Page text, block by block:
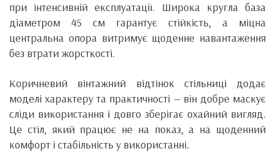
при інтенсивній експлуатації. Широка кругла база
діаметром 45 см гарантує стійкість, а міцна
центральна опора витримує щоденне навантаження
без втрати жорсткості.
Коричневий вінтажний відтінок стільниці додає
моделі характеру та практичності — він добре маскує
сліди використання і довго зберігає охайний вигляд.
Це стіл, який працює не на показ, а на щоденний
комфорт і стабільність у використанні.